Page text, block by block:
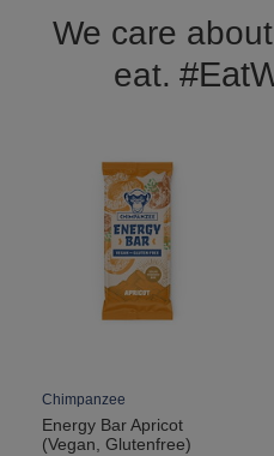
We care
eat.
Chimpanzee
Energy Bar Apricot
(Vegan, Glutenfree)